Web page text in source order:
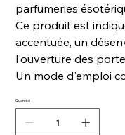
parfumeries
Ce produit est
accentuée, un
l'ouverture des
Un mode d'emploi
Quantité